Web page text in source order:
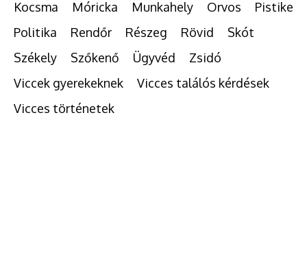
Kocsma
Móricka Munkahely Orvos
Pistike
Politika
Rendőr Részeg Rövid
Skót
Székely
Szőkenő Ügyvéd
Zsidó
Viccek gyerekeknek
Vicces találós kérdések
Vicces történetek